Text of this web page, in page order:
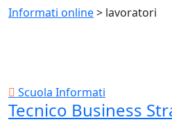
Informati online> lavoratori
Scuola Informati
Tecnico Business